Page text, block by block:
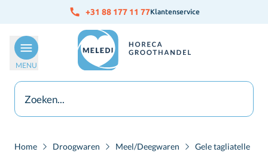
Ga naar de inhoud +31 88 177 11 77Klantenservice
MENU
Home Droogwaren Meel/Deegwaren Gele tagliatelle